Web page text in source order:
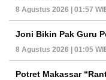
8 Agustus 2026 | 01:57
Joni Bikin Pak Guru
8 Agustus 2026 | 01:05
Potret Makassar